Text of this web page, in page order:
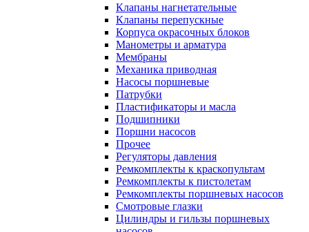
Клапаны нагнетательные
Клапаны перепускные
Корпуса окрасочных блоков
Манометры и арматура
Мембраны
Механика приводная
Насосы поршневые
Патрубки
Пластификаторы и масла
Подшипники
Поршни насосов
Прочее
Регуляторы давления
Ремкомплекты к краскопультам
Ремкомплекты к пистолетам
Ремкомплекты поршневых насосов
Смотровые глазки
Цилиндры и гильзы поршневых